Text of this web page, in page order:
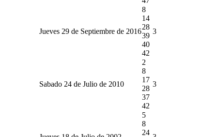
Jueves 29 de Septiembre de 2016
8
14
28
39
40
42
3
Sabado 24 de Julio de 2010
2
8
17
28
37
42
3
5
8
24